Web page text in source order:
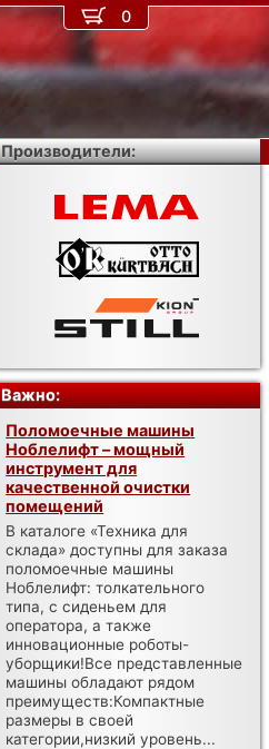
0
Производители:
Важно:
Поломоечные машины
Ноблелифт – мощный
инструмент для
качественной очистки
помещений
В каталоге «Техника для
склада» доступны для заказа
поломоечные машины
Ноблелифт: толкательного
типа, с сиденьем для
оператора, а также
инновационные роботы-
уборщики!Все представленные
машины обладают рядом
преимуществ:Компактные
размеры в своей
категории,низкий уровень...